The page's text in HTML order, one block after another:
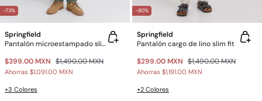
-73%
Springfield
Pantalón microestampado slim fit
$399.00 MXN $1,490.00 MXN
Ahorras $1,091.00 MXN
+3 Colores
-80%
Springfield
Pantalón cargo de lino slim fit
$299.00 MXN $1,490.00 MXN
Ahorras $1,191.00 MXN
+2 Colores